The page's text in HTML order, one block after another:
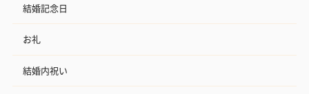
結婚記念日
お礼
結婚内祝い